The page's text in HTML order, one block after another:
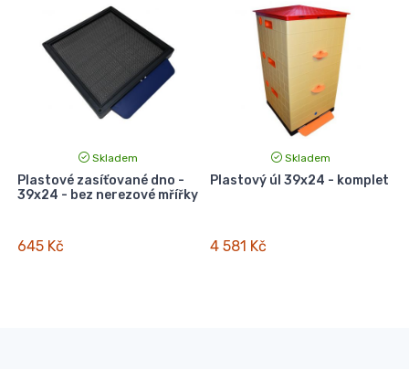
Skladem
Plastové zasíťované dno -
39x24 - bez nerezové mřířky
645 Kč
Skladem
Plastový úl 39x24 - komplet
4 581 Kč